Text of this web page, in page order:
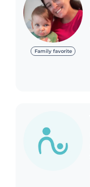
Family favorite